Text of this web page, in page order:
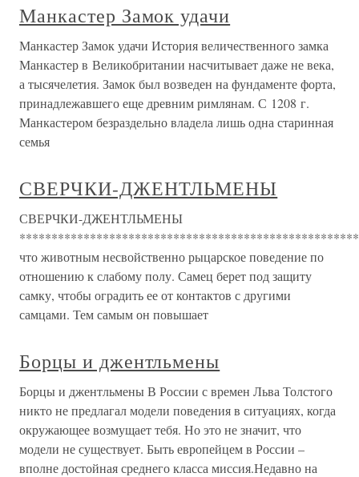
Манкастер Замок удачи
Манкастер Замок удачи История величественного замка
Манкастер в Великобритании насчитывает даже не века,
а тысячелетия. Замок был возведен на фундаменте форта,
принадлежавшего еще древним римлянам. С 1208 г.
Манкастером безраздельно владела лишь одна старинная
семья
СВЕРЧКИ-ДЖЕНТЛЬМЕНЫ
СВЕРЧКИ-ДЖЕНТЛЬМЕНЫ
что животным несвойственно рыцарское поведение по
отношению к слабому полу. Самец берет под защиту
самку, чтобы оградить ее от контактов с другими
самцами. Тем самым он повышает
Борцы и джентльмены
Борцы и джентльмены В России с времен Льва Толстого
никто не предлагал модели поведения в ситуациях, когда
окружающее возмущает тебя. Но это не значит, что
модели не существует. Быть европейцем в России –
вполне достойная среднего класса миссия.Недавно на